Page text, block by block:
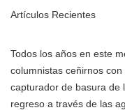
Artículos Recientes
Todos los años en este
columnistas ceñirnos
capturador de basura de
regreso a través de las